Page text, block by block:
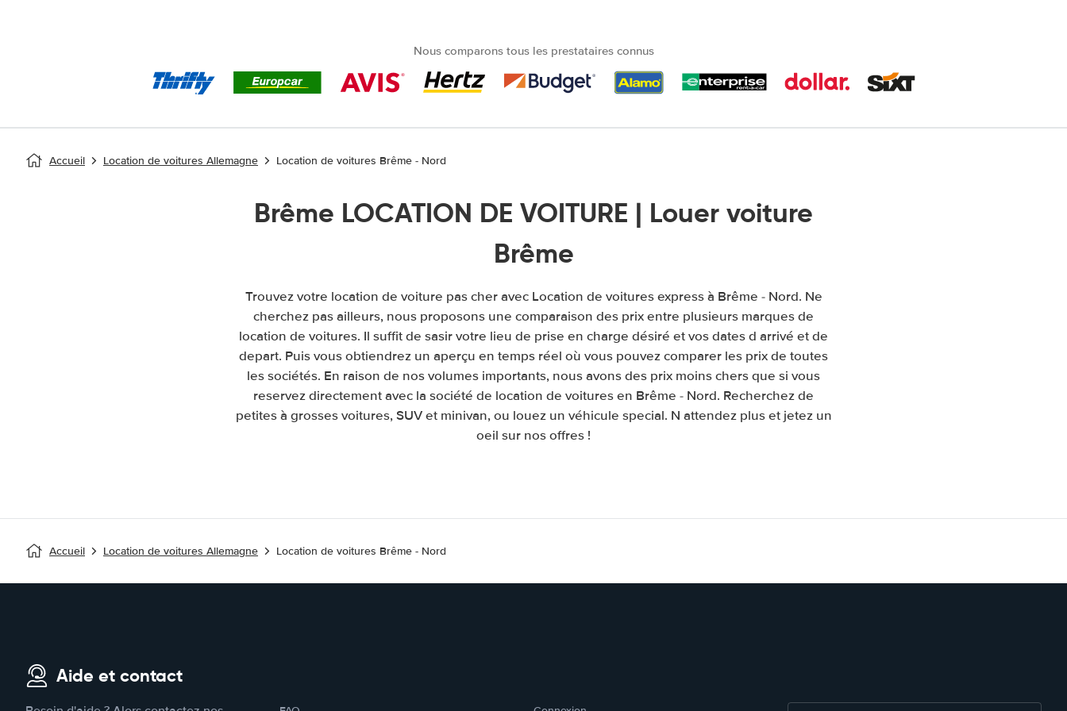
Nous comparons tous les prestataires connus
Accueil Location de voitures Allemagne Location de voitures Brême - Nord
Brême LOCATION DE VOITURE | Louer voiture
Brême
Trouvez votre location de voiture pas cher avec Location de voitures express à Brême - Nord. Ne
cherchez pas ailleurs, nous proposons une comparaison des prix entre plusieurs marques de
location de voitures. Il suffit de sasir votre lieu de prise en charge désiré et vos dates d arrivé et de
depart. Puis vous obtiendrez un aperçu en temps réel où vous pouvez comparer les prix de toutes
les sociétés. En raison de nos volumes importants, nous avons des prix moins chers que si vous
reservez directement avec la société de location de voitures en Brême - Nord. Recherchez de
petites à grosses voitures, SUV et minivan, ou louez un véhicule special. N attendez plus et jetez un
oeil sur nos offres !
Accueil Location de voitures Allemagne Location de voitures Brême - Nord
Aide et contact